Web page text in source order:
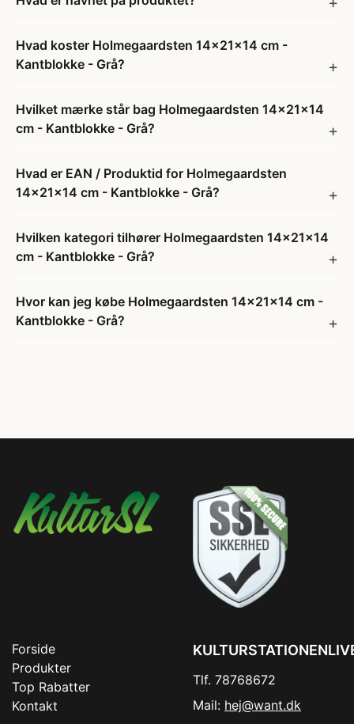
Hvad koster Holmegaardsten 14x21x14 cm -
Kantblokke - Grå?
Hvilket mærke står bag Holmegaardsten 14x21x14
cm - Kantblokke - Grå?
Hvad er EAN / Produktid for Holmegaardsten
14x21x14 cm - Kantblokke - Grå?
Hvilken kategori tilhører Holmegaardsten 14x21x14
cm - Kantblokke - Grå?
Hvor kan jeg købe Holmegaardsten 14x21x14 cm -
Kantblokke - Grå?
Forside
Produkter
Top Rabatter
Kontakt
Tlf. 78768672
Mail: hej@want.dk